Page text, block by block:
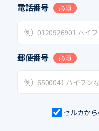
電話番号 必須
郵便番号 必須
セルカか